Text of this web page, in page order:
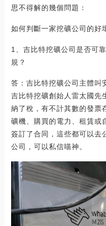
思不得解的幾個問題：
如何判斷一家挖礦公司的好
1、吉比特挖礦公司是否可
規？
答：吉比特挖礦公司主體叫
吉比特挖礦創始人雷太國先
納了稅，有不計其數的發票
礦機、購買的電力、租賃或
簽訂了合同，這些都可以去
公司，可以私信喵神。